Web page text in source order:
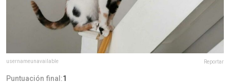
usernameunavailable Reportar
Puntuación final:1